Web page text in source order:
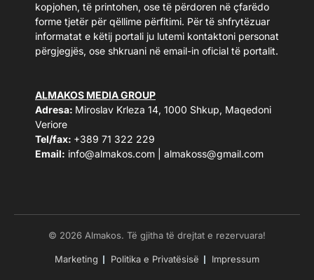
kopjohen, të printohen, ose të përdoren në çfarëdo
forme tjetër për qëllime përfitimi. Për të shfrytëzuar
informatat e këtij portali ju lutemi kontaktoni personat
përgjegjës, ose shkruani në email-in oficial të portalit.
ALMAKOS MEDIA GROUP
Adresa: Miroslav Krleza 14, 1000 Shkup, Maqedoni
Veriore
Tel/fax: +389 71 322 229
Email: info@almakos.com almakoss@gmail.com
© 2026 Almakos. Të gjitha të drejtat e rezervuara!
Marketing Politika e Privatësisë Impressum